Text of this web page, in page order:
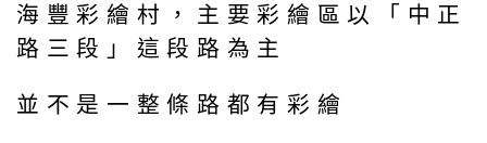
海豐彩繪村，主要彩繪區以「中正
路三段」這段路為主
並不是一整條路都有彩繪